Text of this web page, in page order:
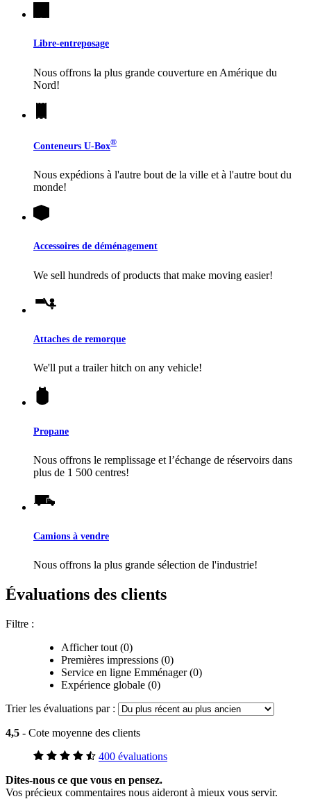
Libre-entreposage
Nous offrons la plus grande couverture en Amérique du
Nord!
Conteneurs U-Box®
Nous expédions à l'autre bout de la ville et à l'autre bout du
monde!
Accessoires de déménagement
We sell hundreds of products that make moving easier!
Attaches de remorque
We'll put a trailer hitch on any vehicle!
Propane
Nous offrons le remplissage et l’échange de réservoirs dans
plus de 1 500 centres!
Camions à vendre
Nous offrons la plus grande sélection de l'industrie!
Évaluations des clients
Filtre :
Afficher tout (0)
Premières impressions (0)
Service en ligne Emménager (0)
Expérience globale (0)
Trier les évaluations par :
4,5 - Cote moyenne des clients
400 évaluations
Dites-nous ce que vous en pensez.
Vos précieux commentaires nous aideront à mieux vous servir.